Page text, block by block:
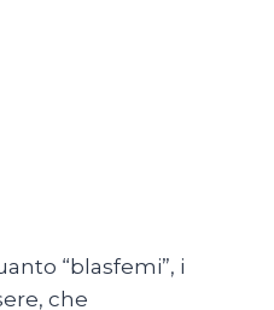
“blasfemi”, i
che